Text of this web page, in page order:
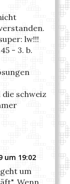
lw!!!
- 3. b.
die schweiz
um 19:02
um
Wenn